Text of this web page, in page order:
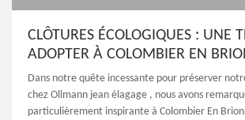
CLÔTURES ÉCOLOGIQUES : UNE
ADOPTER À COLOMBIER EN
Dans notre quête incessante pour préserver
chez Ollmann jean élagage , nous avons
particulièrement inspirante à Colombier En